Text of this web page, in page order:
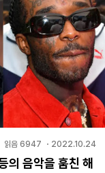
읽음 6947 ・ 2022.10.24
의 음악을 훔친 해